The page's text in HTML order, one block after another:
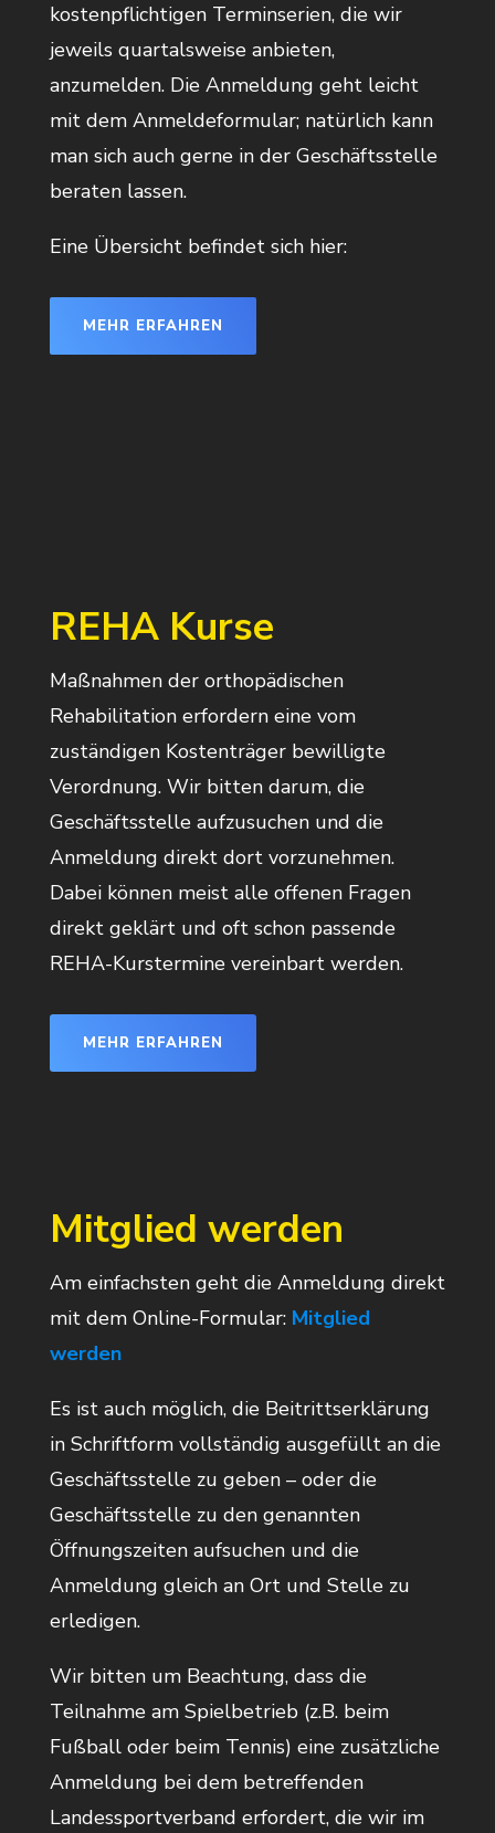
kostenpflichtigen Terminserien, die wir
jeweils quartalsweise anbieten,
anzumelden. Die Anmeldung geht leicht
mit dem Anmeldeformular; natürlich kann
man sich auch gerne in der Geschäftsstelle
beraten lassen.
Eine Übersicht befindet sich hier:
MEHR ERFAHREN
REHA Kurse
Maßnahmen der orthopädischen
Rehabilitation erfordern eine vom
zuständigen Kostenträger bewilligte
Verordnung. Wir bitten darum, die
Geschäftsstelle aufzusuchen und die
Anmeldung direkt dort vorzunehmen.
Dabei können meist alle offenen Fragen
direkt geklärt und oft schon passende
REHA-Kurstermine vereinbart werden.
MEHR ERFAHREN
Mitglied werden
Am einfachsten geht die Anmeldung direkt
mit dem Online-Formular: Mitglied
werden
Es ist auch möglich, die Beitrittserklärung
in Schriftform vollständig ausgefüllt an die
Geschäftsstelle zu geben – oder die
Geschäftsstelle zu den genannten
Öffnungszeiten aufsuchen und die
Anmeldung gleich an Ort und Stelle zu
erledigen.
Wir bitten um Beachtung, dass die
Teilnahme am Spielbetrieb (z.B. beim
Fußball oder beim Tennis) eine zusätzliche
Anmeldung bei dem betreffenden
Landessportverband erfordert, die wir im